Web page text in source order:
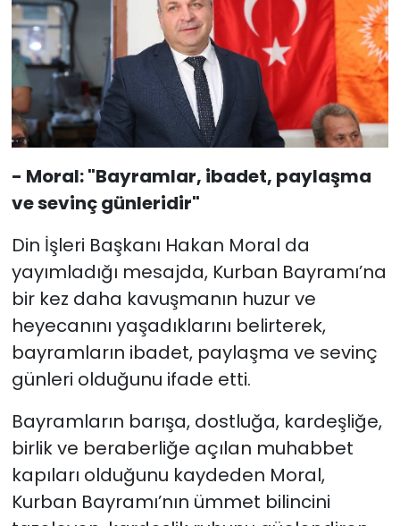
- Moral: "Bayramlar, ibadet, paylaşma
ve sevinç günleridir"
Din İşleri Başkanı Hakan Moral da
yayımladığı mesajda, Kurban Bayramı’na
bir kez daha kavuşmanın huzur ve
heyecanını yaşadıklarını belirterek,
bayramların ibadet, paylaşma ve sevinç
günleri olduğunu ifade etti.
Bayramların barışa, dostluğa, kardeşliğe,
birlik ve beraberliğe açılan muhabbet
kapıları olduğunu kaydeden Moral,
Kurban Bayramı’nın ümmet bilincini